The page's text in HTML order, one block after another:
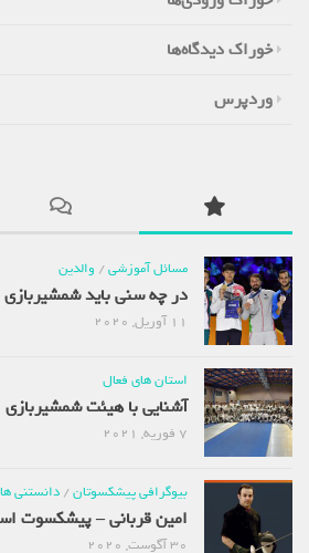
خوراک دیدگاه‌ها
وردپرس
مسائل آموزشی/ والدین
در چه سنی باید
11 آوریل, 2020
استان های فعال
آشنایی با هیئت
7 فوریه, 2021
بیوگرافی پیشکسوتان/دانستنی
امین قربانی – پیشکسوت
30 آگوست, 2020